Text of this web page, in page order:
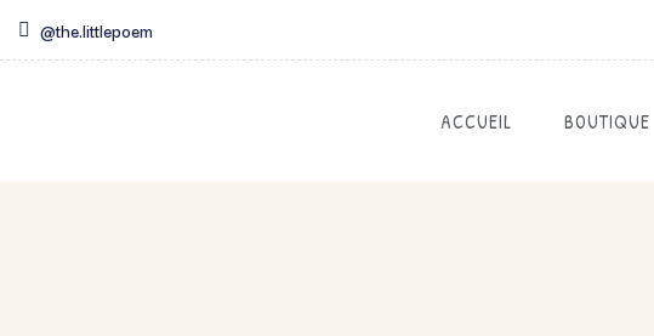
@the.littlepoem
ACCUEIL BOUTIQUE